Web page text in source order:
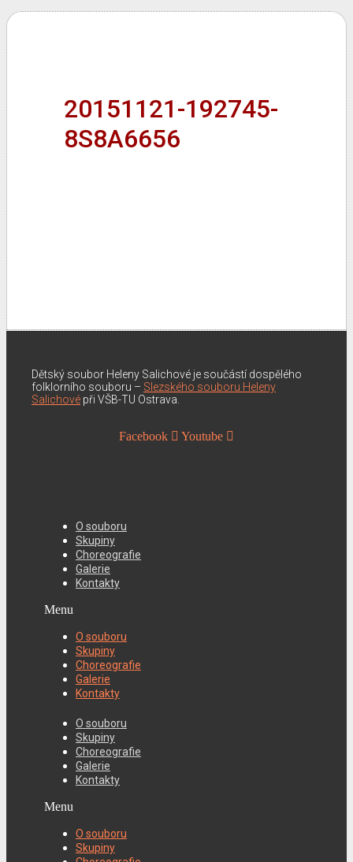
20151121-192745-
8S8A6656
Dětský soubor Heleny Salichové je součástí dospělého
folklorního souboru – Slezského souboru Heleny
Salichové při VŠB-TU Ostrava.
Facebook Youtube
O souboru
Skupiny
Choreografie
Galerie
Kontakty
Menu
O souboru
Skupiny
Choreografie
Galerie
Kontakty
O souboru
Skupiny
Choreografie
Galerie
Kontakty
Menu
O souboru
Skupiny